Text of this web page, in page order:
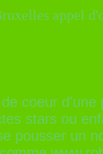
appel
coeur
stars ou
pousser un